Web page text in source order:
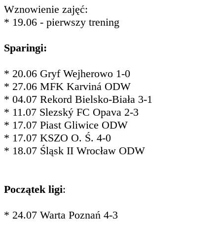
Wznowienie zajęć:
* 19.06 - pierwszy trening
Sparingi:
* 20.06 Gryf Wejherowo 1-0
* 27.06 MFK Karviná ODW
* 04.07 Rekord Bielsko-Biała 3-1
* 11.07 Slezský FC Opava 2-3
* 17.07 Piast Gliwice ODW
* 17.07 KSZO O. Ś. 4-0
* 18.07 Śląsk II Wrocław ODW
Początek ligi:
* 24.07 Warta Poznań 4-3